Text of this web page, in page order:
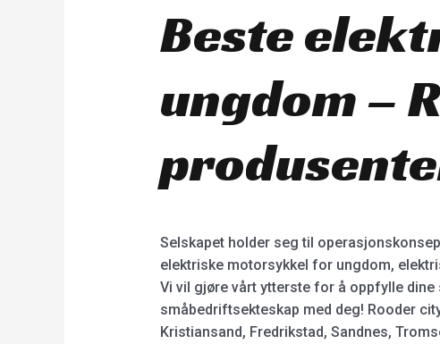
Beste
ungdom –
Selskapet holder seg til
elektriske motorsykkel for ungdom,
Vi vil gjøre vårt ytterste for å oppfylle
småbedriftsekteskap med deg! Rooder
Kristiansand, Fredrikstad, Sandnes,